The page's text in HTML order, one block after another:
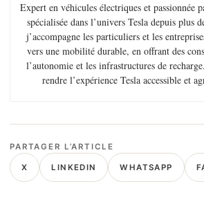
Expert en véhicules électriques et passionnée
spécialisée dans l’univers Tesla depuis plus
j’accompagne les particuliers et les
vers une mobilité durable, en offrant des
l’autonomie et les infrastructures de
rendre l’expérience Tesla accessible et
PARTAGER L’ARTICLE
X LINKEDIN WHATSAPP